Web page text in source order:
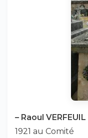
– Raoul VERFEUIL
1921 au Comité